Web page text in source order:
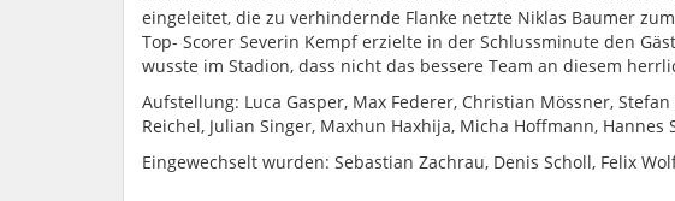
eingeleitet, die zu verhindernde Flanke netzte Niklas Baumer
Top- Scorer Severin Kempf erzielte in der Schlussminute den
wusste im Stadion, dass nicht das bessere Team an diesem
Aufstellung: Luca Gasper, Max Federer, Christian Mössner,
Reichel, Julian Singer, Maxhun Haxhija, Micha Hoffmann, Hannes
Eingewechselt wurden: Sebastian Zachrau, Denis Scholl, Felix